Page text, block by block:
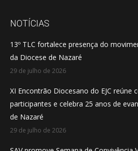
opens
new
window
opens
new
window
opens
new
window
NOTÍCIAS
13º TLC fortalece presença do
da Diocese de Nazaré
29 de julho de 2026
XI Encontrão Diocesano do EJC reúne
participantes e celebra 25 anos de
de Nazaré
29 de julho de 2026